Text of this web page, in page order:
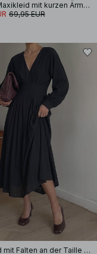
Crinkle Maxikleid mit kurzen Ärmeln
69,95 EUR
Midikleid mit Falten an der Taille und V-Ausschnitt